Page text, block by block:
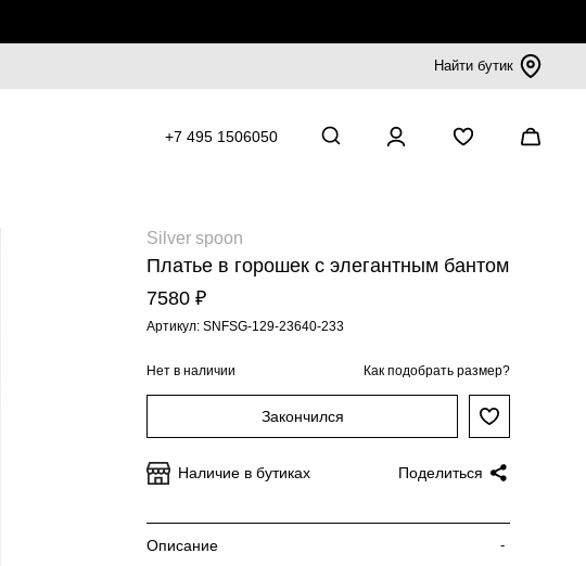
Найти бутик
+7 495 1506050
Silver spoon
Платье в горошек с элегантным бантом
7580 ₽
Артикул: SNFSG-129-23640-233
Нет в наличии Как подобрать размер?
Закончился
Наличие в бутиках Поделиться
Описание -